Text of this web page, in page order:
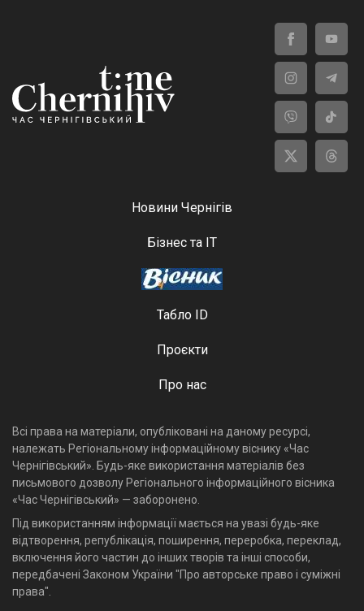
Новини Чернігів
Бізнес та ІТ
Табло ID
Проєкти
Про нас
Всі права на матеріали, опубліковані на даному ресурсі,
належать Регіональному інформаційному віснику «Час
Чернігівський». Будь-яке використання матеріалів без
письмового дозволу Регіонального інформаційного вісника
«Час Чернігівський» — заборонено.
Під використанням інформації мається на увазі будь-яке
відтворення, републікація, поширення, переробка, переклад,
включення його частин до інших творів та інші способи,
передбачені Законом України "Про авторське право і суміжні
права".